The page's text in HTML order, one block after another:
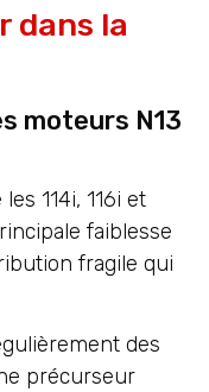
dans la
moteurs N13
114i, 116i et
faiblesse
fragile qui
des
précurseur